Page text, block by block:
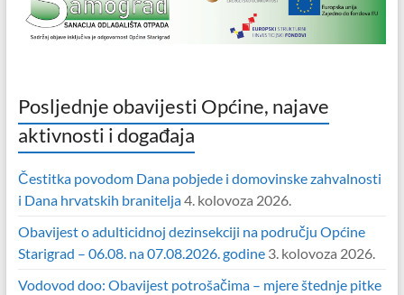
Posljednje obavijesti Općine, najave
aktivnosti i događaja
Čestitka povodom Dana pobjede i domovinske zahvalnosti
i Dana hrvatskih branitelja4. kolovoza 2026.
Obavijest o adulticidnoj dezinsekciji na području Općine
Starigrad – 06.08. na 07.08.2026. godine 3. kolovoza 2026.
Vodovod doo: Obavijest potrošačima – mjere štednje pitke